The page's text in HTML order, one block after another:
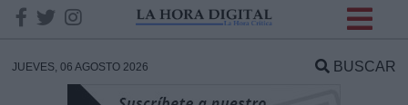
JUEVES, 06 AGOSTO 2026 BUSCAR
DATOS